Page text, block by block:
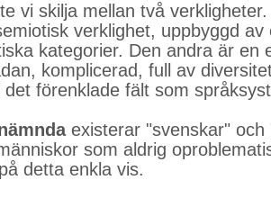
vi skilja mellan två
verklighet, uppbyggd av
kategorier. Den andra är en
komplicerad, full av
förenklade fält som
existerar "svenskar" och
som aldrig
detta enkla vis.